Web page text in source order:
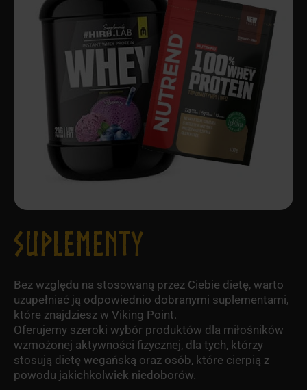
SUPLEMENTY
Bez względu na stosowaną przez Ciebie dietę, warto
uzupełniać ją odpowiednio dobranymi suplementami,
które znajdziesz w Viking Point.
Oferujemy szeroki wybór produktów dla miłośników
wzmożonej aktywności fizycznej, dla tych, którzy
stosują dietę wegańską oraz osób, które cierpią z
powodu jakichkolwiek niedoborów.